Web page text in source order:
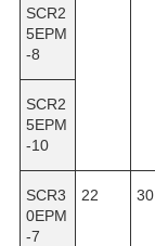
SCR2
5EPM
-8
SCR2
5EPM
-10
SCR3
0EPM
-7
22 30